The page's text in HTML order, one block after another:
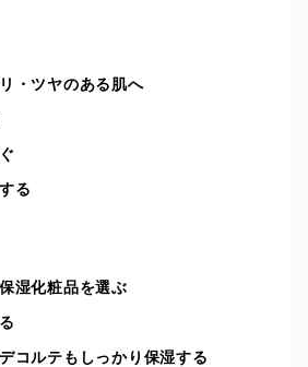
・ツヤのある肌へ
る
湿化粧品を選ぶ
コルテもしっかり保湿する